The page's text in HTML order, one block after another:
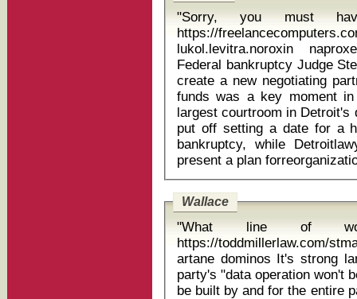
"Sorry, you must
https://
lukol.levitra.noroxin
Federal bankruptcy Judge
create a new negotiating
funds was a key moment
largest courtroom in Detroit's
put off setting a date for a
bankruptcy, while
Wallace
"What line of
https://toddmillerlaw.com/
artane dominos It's strong language, but he says it's because the
party's "data operation won't
be built by and for the entire